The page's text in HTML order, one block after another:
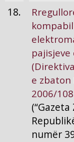
18.
e
2006/108
numër